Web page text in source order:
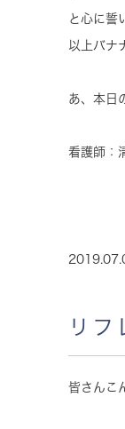
と心に誓
以上バナ
あ、本日
看護師：
リフ
皆さんこ